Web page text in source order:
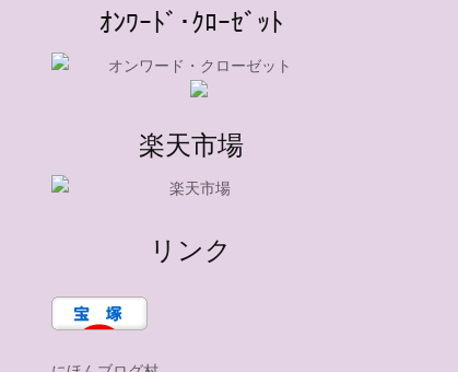
ｵﾝﾜｰﾄﾞ･ｸﾛｰｾﾞｯﾄ
楽天市場
リンク